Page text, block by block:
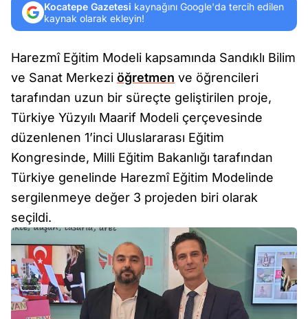
Kocatepe Gazetesi kaynağını Google'da tercih edilen
kaynak olarak ekleyin!
Harezmî Eğitim Modeli kapsamında Sandıklı Bilim
ve Sanat Merkezi öğretmen ve öğrencileri
tarafından uzun bir süreçte geliştirilen proje,
Türkiye Yüzyılı Maarif Modeli çerçevesinde
düzenlenen 1’inci Uluslararası Eğitim
Kongresinde, Milli Eğitim Bakanlığı tarafından
Türkiye genelinde Harezmî Eğitim Modelinde
sergilenmeye değer 3 projeden biri olarak
seçildi.